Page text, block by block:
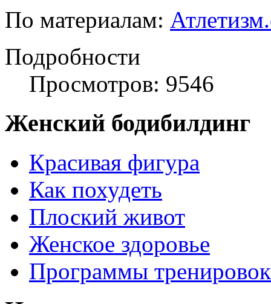
По материалам:
Подробности
Просмотров: 9546
Женский бодибилдинг
Красивая фигура
Как похудеть
Плоский живот
Женское здоровье
Программы тренировок